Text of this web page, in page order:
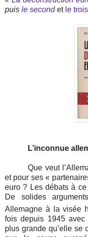
puis le secondet le
L’inconnue
Que veut
et pour ses «
euro ? Les débats à ce
De solides
Allemagne à la visée
fois depuis 1945 avec
plus grande qu’elle se